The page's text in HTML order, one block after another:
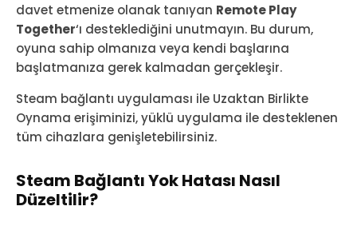
davet etmenize olanak tanıyan Remote Play
Together‘ı desteklediğini unutmayın. Bu durum,
oyuna sahip olmanıza veya kendi başlarına
başlatmanıza gerek kalmadan gerçekleşir.
Steam bağlantı uygulaması ile Uzaktan Birlikte
Oynama erişiminizi, yüklü uygulama ile desteklenen
tüm cihazlara genişletebilirsiniz.
Steam Bağlantı Yok Hatası Nasıl
Düzeltilir?